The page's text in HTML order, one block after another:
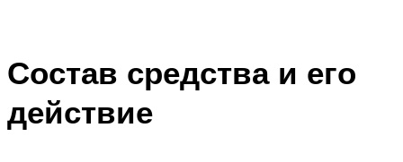
Состав средства и его
действие